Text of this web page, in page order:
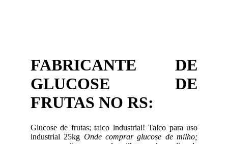
FABRICANTE DE
GLUCOSE DE
FRUTAS NO RS:
Glucose de frutas; talco industrial! Talco para uso
industrial 25kg Onde comprar glucose de milho;